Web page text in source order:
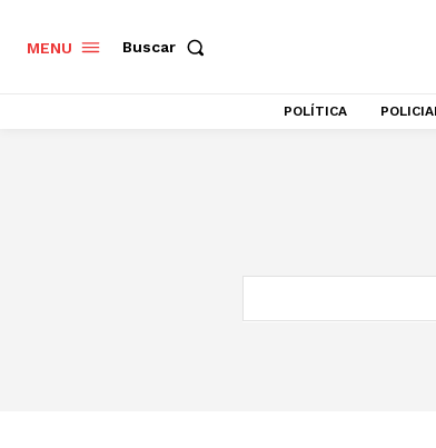
MENU Buscar
POLÍTICA